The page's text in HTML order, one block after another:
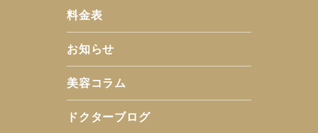
料金表
お知らせ
美容コラム
ドクターブログ